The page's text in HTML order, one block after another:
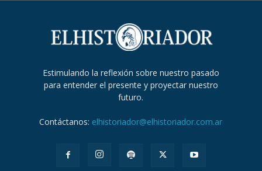
Estimulando la reflexión sobre nuestro pasado
para entender el presente y proyectar nuestro
futuro.
Contáctanos: elhistoriador@elhistoriador.com.ar